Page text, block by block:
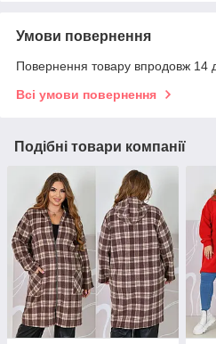
Умови повернення
Повернення товару впродовж 14
Всі умови повернення
Подібні товари компанії